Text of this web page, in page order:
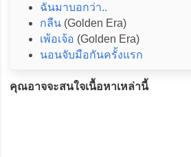
ฉันมาบอกว่า..
กลืน(Golden Era)
เพ้อเจ้อ (Golden Era)
นอนจับมือกันครั้งแรก
คุณอาจจะสนใจเนื้อหาเหล่านี้